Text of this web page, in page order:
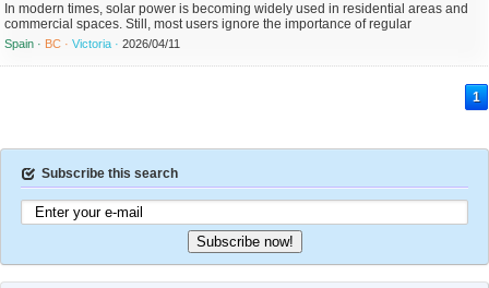
In modern times, solar power is becoming widely used in residential areas and
commercial spaces. Still, most users ignore the importance of regular
maintenance. This is where solar panel cleaning services in chennai are very
important. Pollution often build up on the panel surface, lowering their energy
output. If not cleaned regularly, panels may ...
Spain · BC ·Victoria ·2026/04/11
1
Subscribe this search
Subscribe now!